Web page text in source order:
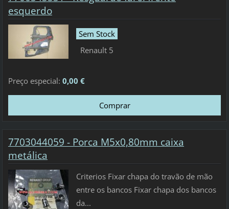
esquerdo
Sem Stock
Renault 5
Preço especial: 0,00 €
7703044059 - Porca M5x0,80mm caixa
metálica
Criterios Fixar chapa do travão de mão
entre os bancos Fixar chapa dos bancos
da...